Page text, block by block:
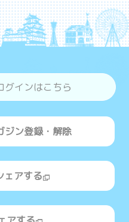
グインはこちら
ジン登録・解除
アする